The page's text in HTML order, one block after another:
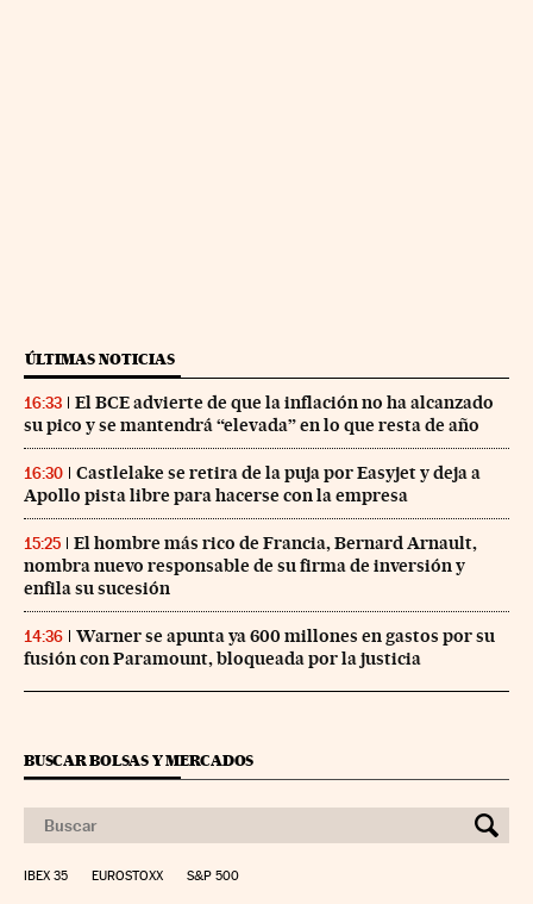
ÚLTIMAS NOTICIAS
16:33
El BCE advierte de que la inflación no ha alcanzado
su pico y se mantendrá “elevada” en lo que resta de año
16:30
Castlelake se retira de la puja por Easyjet y deja a
Apollo pista libre para hacerse con la empresa
15:25
El hombre más rico de Francia, Bernard Arnault,
nombra nuevo responsable de su firma de inversión y
enfila su sucesión
14:36
Warner se apunta ya 600 millones en gastos por su
fusión con Paramount, bloqueada por la justicia
BUSCAR BOLSAS Y MERCADOS
IBEX 35 EUROSTOXX S&P 500